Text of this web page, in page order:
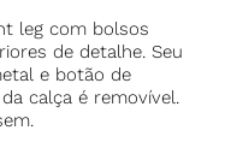
leg com bolsos
de detalhe. Seu
e botão de
calça é removível.